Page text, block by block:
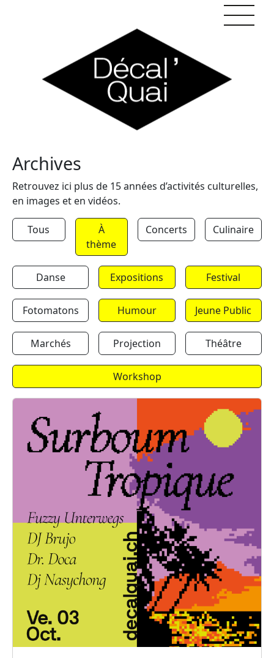
Archives
Retrouvez ici plus de 15 années d’activités culturelles,
en images et en vidéos.
Tous
À
thème
Concerts Culinaire
Danse Expositions Festival
Fotomatons Humour Jeune Public
Marchés Projection Théâtre
Workshop